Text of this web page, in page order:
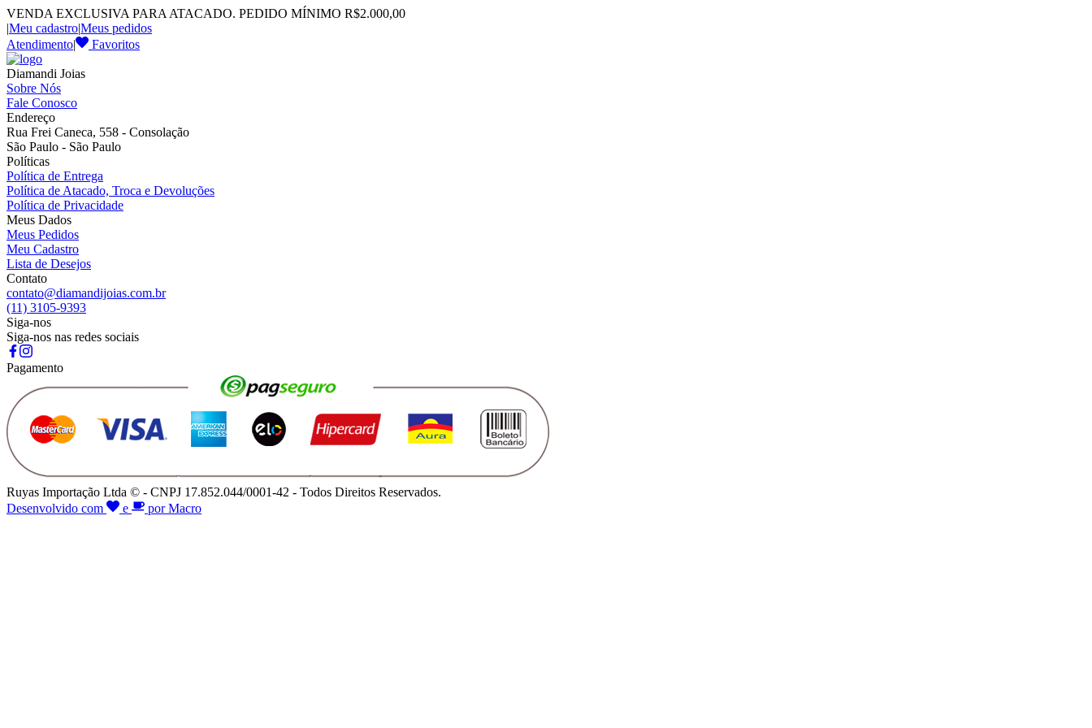
VENDA EXCLUSIVA PARA ATACADO. PEDIDO MÍNIMO R$2.000,00
|Meu cadastro|Meus pedidos
Atendimento| Favoritos
Diamandi Joias
Sobre Nós
Fale Conosco
Endereço
Rua Frei Caneca, 558 - Consolação
São Paulo - São Paulo
Políticas
Política de Entrega
Política de Atacado, Troca e Devoluções
Política de Privacidade
Meus Dados
Meus Pedidos
Meu Cadastro
Lista de Desejos
Contato
contato@diamandijoias.com.br
(11) 3105-9393
Siga-nos
Siga-nos nas redes sociais
Pagamento
Ruyas Importação Ltda © - CNPJ 17.852.044/0001-42 - Todos Direitos Reservados.
Desenvolvido com
e por Macro